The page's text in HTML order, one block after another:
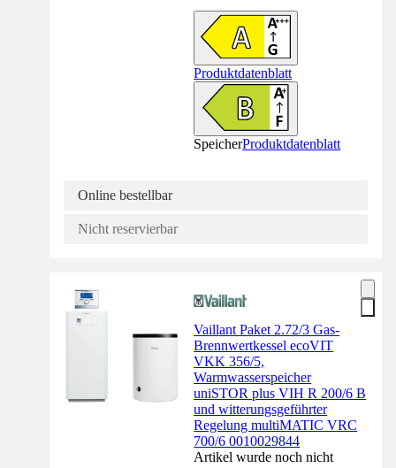
Produktdatenblatt
SpeicherProduktdatenblatt
Online bestellbar
Nicht reservierbar
Vaillant Paket 2.72/3 Gas-
Brennwertkessel ecoVIT
VKK 356/5,
Warmwasserspeicher
uniSTOR plus VIH R 200/6 B
und witterungsgeführter
Regelung multiMATIC VRC
700/6 0010029844
Artikel wurde noch nicht